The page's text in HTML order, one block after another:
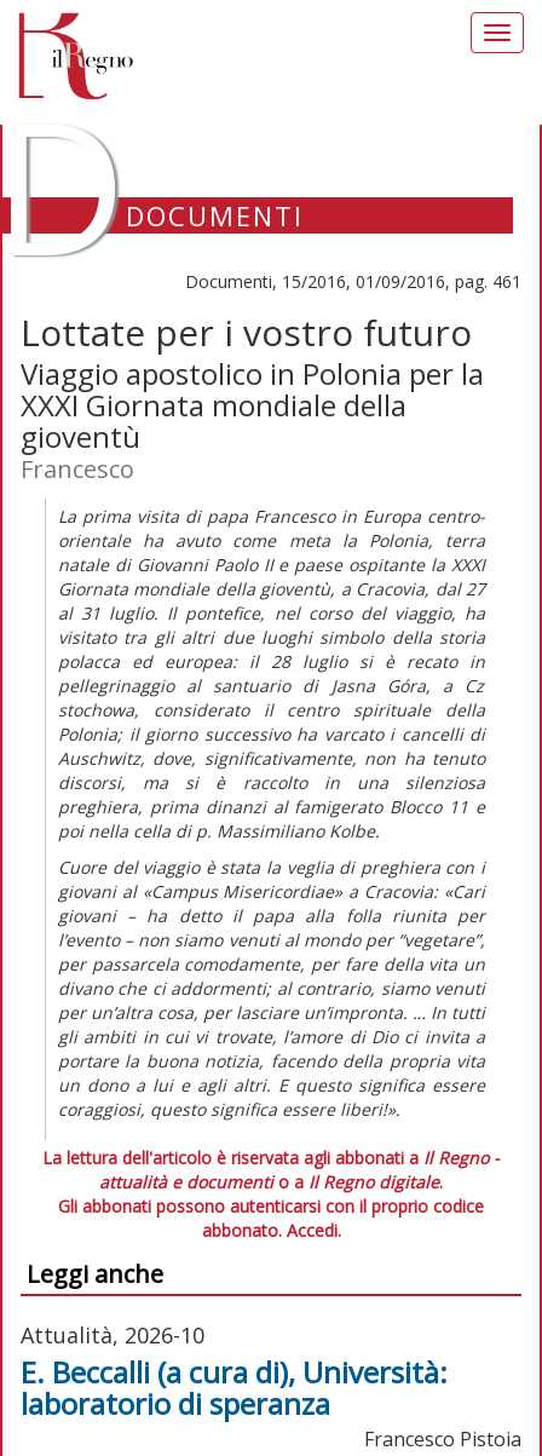
DOCUMENTI
Documenti, 15/2016, 01/09/2016, pag. 461
Lottate per i vostro futuro
Viaggio apostolico in Polonia per la
XXXI Giornata mondiale della
gioventù
Francesco
La prima visita di papa Francesco in Europa centro-
orientale ha avuto come meta la Polonia, terra
natale di Giovanni Paolo II e paese ospitante la XXXI
Giornata mondiale della gioventù, a Cracovia, dal 27
al 31 luglio. Il pontefice, nel corso del viaggio, ha
visitato tra gli altri due luoghi simbolo della storia
polacca ed europea: il 28 luglio si è recato in
pellegrinaggio al santuario di Jasna Góra, a Cz
stochowa, considerato il centro spirituale della
Polonia; il giorno successivo ha varcato i cancelli di
Auschwitz, dove, significativamente, non ha tenuto
discorsi, ma si è raccolto in una silenziosa
preghiera, prima dinanzi al famigerato Blocco 11 e
poi nella cella di p. Massimiliano Kolbe.
Cuore del viaggio è stata la veglia di preghiera con i
giovani al «Campus Misericordiae» a Cracovia: «Cari
giovani– ha detto il papa alla folla riunita per
l’evento – non siamo venuti al mondo per “vegetare”,
per passarcela comodamente, per fare della vita un
divano che ci addormenti; al contrario, siamo venuti
per un’altra cosa, per lasciare un’impronta. … In tutti
gli ambiti in cui vi trovate, l’amore di Dio ci invita a
portare la buona notizia, facendo della propria vita
un dono a lui e agli altri. E questo significa essere
coraggiosi, questo significa essere liberi!».
La lettura dell'articolo è riservata agli abbonati a Il Regno -
attualità e documentio a Il Regno digitale.
Gli abbonati possono autenticarsi con il proprio codice
abbonato. Accedi.
Leggi anche
Attualità, 2026-10
E. Beccalli (a cura di), Università:
laboratorio di speranza
Francesco Pistoia